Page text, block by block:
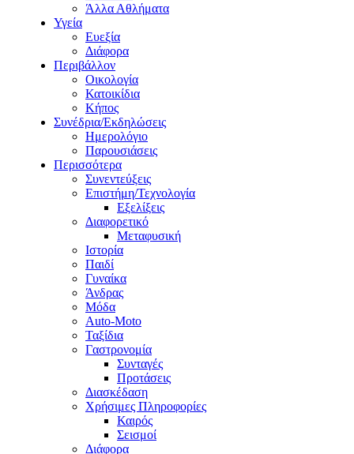
Άλλα Αθλήματα
Υγεία
Ευεξία
Διάφορα
Περιβάλλον
Οικολογία
Κατοικίδια
Κήπος
Συνέδρια/Εκδηλώσεις
Ημερολόγιο
Παρουσιάσεις
Περισσότερα
Συνεντεύξεις
Επιστήμη/Τεχνολογία
Εξελίξεις
Διαφορετικό
Μεταφυσική
Ιστορία
Παιδί
Γυναίκα
Άνδρας
Μόδα
Auto-Moto
Ταξίδια
Γαστρονομία
Συνταγές
Προτάσεις
Διασκέδαση
Χρήσιμες Πληροφορίες
Καιρός
Σεισμοί
Διάφορα